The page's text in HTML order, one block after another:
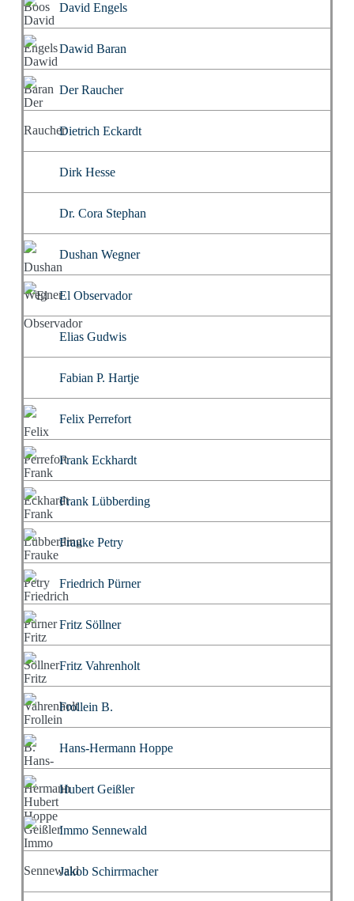
David Engels
Dawid Baran
Der Raucher
Dietrich Eckardt
Dirk Hesse
Dr. Cora Stephan
Dushan Wegner
El Observador
Elias Gudwis
Fabian P. Hartje
Felix Perrefort
Frank Eckhardt
Frank Lübberding
Frauke Petry
Friedrich Pürner
Fritz Söllner
Fritz Vahrenholt
Frollein B.
Hans-Hermann Hoppe
Hubert Geißler
Immo Sennewald
Jakob Schirrmacher